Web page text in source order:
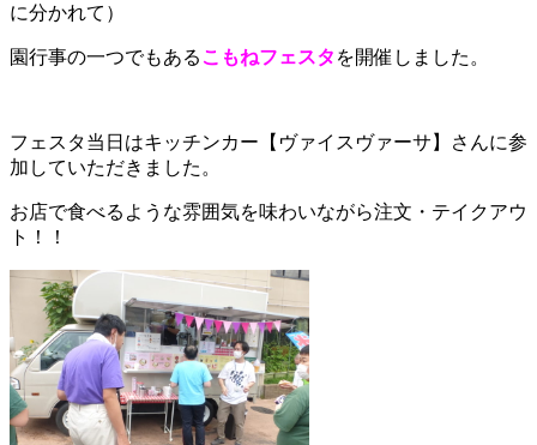
に分かれて）
園行事の一つでもあるこもねフェスタ を開催しました。
フェスタ当日はキッチンカー【ヴァイスヴァーサ】さんに参
加していただきました。
お店で食べるような雰囲気を味わいながら注文・テイクアウ
ト！！